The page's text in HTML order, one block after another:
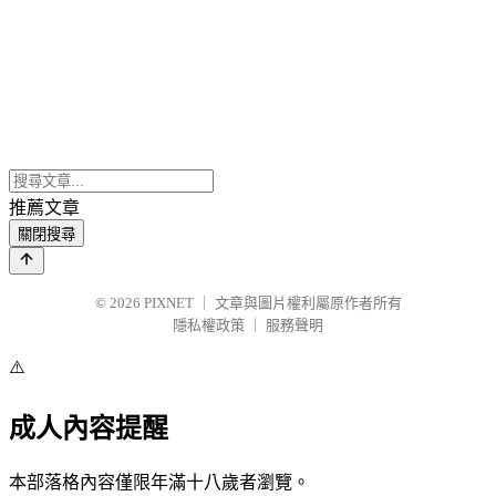
推薦文章
關閉搜尋
© 2026 PIXNET
文章與圖片權利屬原作者所有
隱私權政策
服務聲明
⚠️
成人內容提醒
本部落格內容僅限年滿十八歲者瀏覽。